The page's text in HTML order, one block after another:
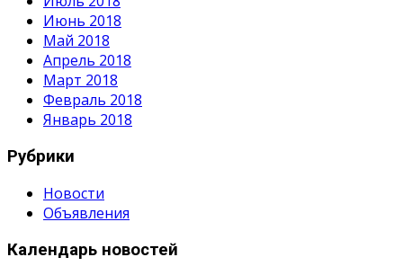
Июнь 2018
Май 2018
Апрель 2018
Март 2018
Февраль 2018
Январь 2018
Рубрики
Новости
Объявления
Календарь новостей